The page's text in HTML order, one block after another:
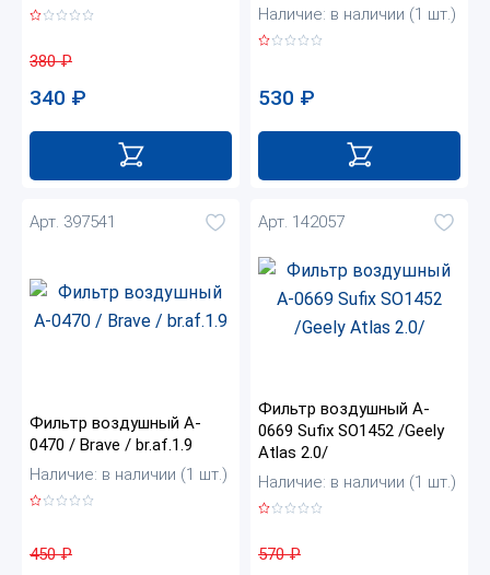
380₽
340 ₽
Наличие: в наличии (1 шт.)
530 ₽
Арт. 397541
Фильтр воздушный A-
0470 / Brave / br.af.1.9
Наличие: в наличии (1 шт.)
450₽
Арт. 142057
Фильтр воздушный A-
0669 Sufix SO1452 /Geely
Atlas 2.0/
Наличие: в наличии (1 шт.)
570₽